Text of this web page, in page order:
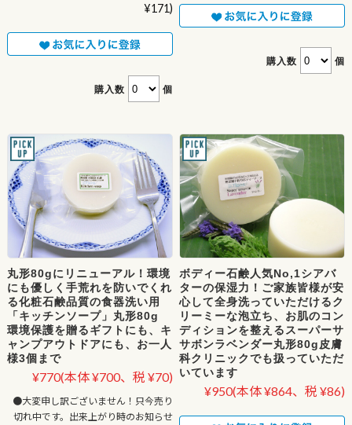
¥171)
購入数 個
購入数 個
丸形80gにリニューアル！環境
にも優しく手荒れを防いでくれ
る化粧石鹸品質の食器洗い用
「キッチンソープ」丸形80g
環境保護を贈るギフトにも、キ
ャンプアウトドアにも、お一人
様3個まで
¥770(本体 ¥700、税 ¥70)
●大変申し訳ございません！只今売り
切れ中です。出来上がり時のお知らせ
ボディー石鹸人気No,1シアバ
ターの保湿力！ご家族皆様が安
心して全身洗っていただけるク
リーミーな泡立ち、お肌のコン
ディションを整えるスーパーサ
サボンラベンダー丸形80g皮膚
科クリニックでも扱っていただ
いています
¥950(本体 ¥864、税 ¥86)